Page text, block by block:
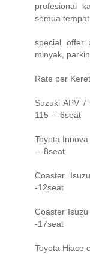
profesional
semua
special offer
minyak,
Rate per
Suzuki APV
115 ---6seat
Toyota
---8seat
Coaster
-12seat
Coaster
-17seat
Toyota Hiace